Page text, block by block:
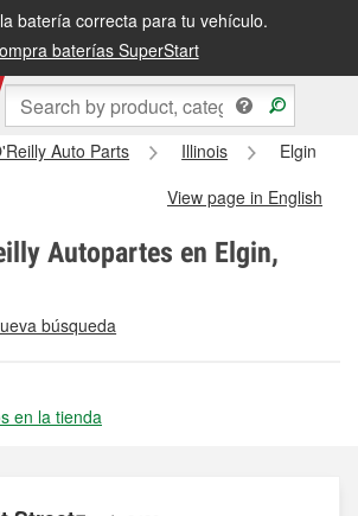
batería correcta para tu vehículo.
baterías SuperStart
Auto Parts Illinois
Elgin
View page in English
Autopartes en Elgin,
búsqueda
en la tienda